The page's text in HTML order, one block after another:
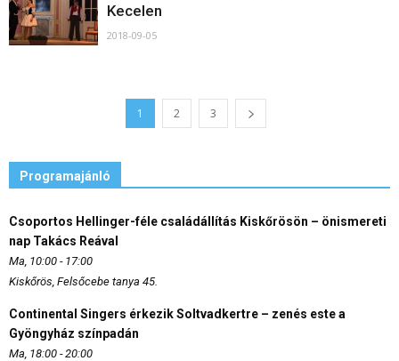
Kecelen
2018-09-05
1 2 3
Programajánló
Csoportos Hellinger-féle családállítás Kiskőrösön – önismereti
nap Takács Reával
Ma, 10:00 - 17:00
Kiskőrös, Felsőcebe tanya 45.
Continental Singers érkezik Soltvadkertre – zenés este a
Gyöngyház színpadán
Ma, 18:00 - 20:00